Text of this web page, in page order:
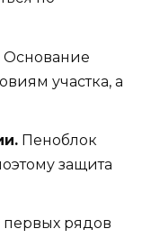
Основание
участка, а
Пеноблок
защита
рядов